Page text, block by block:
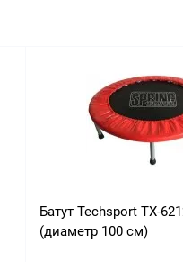
Батут Techsport TX-
(диаметр 100 см)